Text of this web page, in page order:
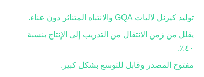
توليد كيرنل لآليات GQA والانتباه المتناثر دون عناء.
يقلل من زمن الانتقال من التدريب إلى الإنتاج بنسبة
٤٠٪.
مفتوح المصدر وقابل للتوسع بشكل كبير.